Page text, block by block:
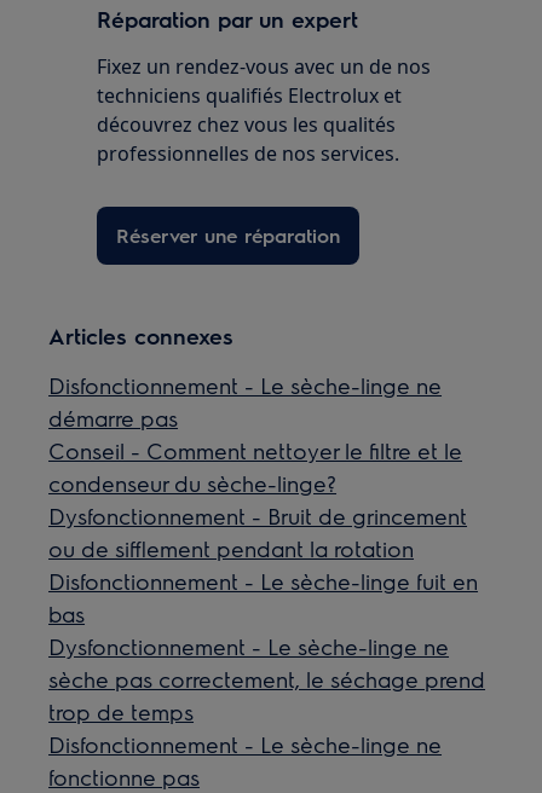
Réparation par un expert
Fixez un rendez-vous avec un de nos
techniciens qualifiés Electrolux et
découvrez chez vous les qualités
professionnelles de nos services.
Réserver une réparation
Articles connexes
Disfonctionnement - Le sèche-linge ne
démarre pas
Conseil - Comment nettoyer le filtre et le
condenseur du sèche-linge?
Dysfonctionnement - Bruit de grincement
ou de sifflement pendant la rotation
Disfonctionnement - Le sèche-linge fuit en
bas
Dysfonctionnement - Le sèche-linge ne
sèche pas correctement, le séchage prend
trop de temps
Disfonctionnement - Le sèche-linge ne
fonctionne pas